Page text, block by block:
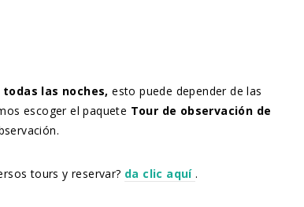
todas las noches,esto puede depender de las
escoger el paquete Tour de observación de
tours y reservar? da clic aquí.